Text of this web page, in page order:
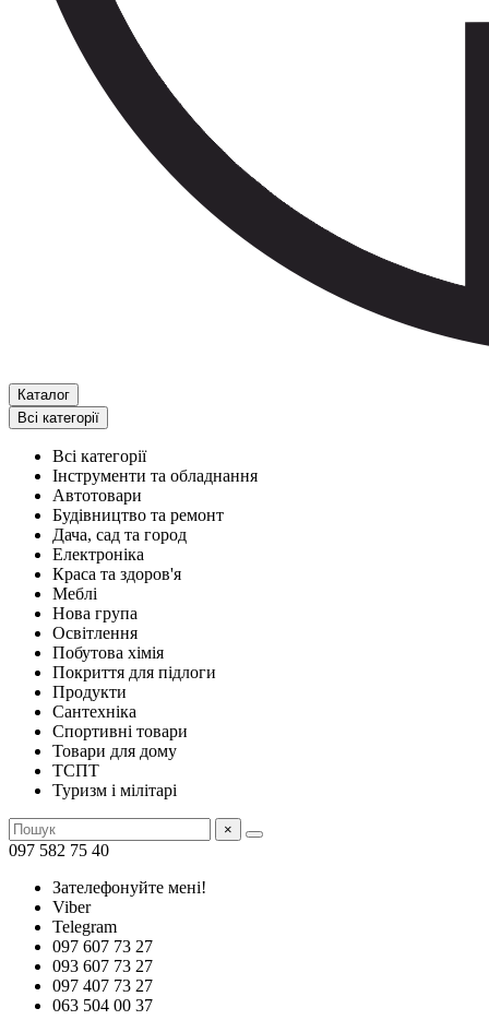
Каталог
Всі категорії
Всі категорії
Інструменти та обладнання
Автотовари
Будівництво та ремонт
Дача, сад та город
Електроніка
Краса та здоров'я
Меблі
Нова група
Освітлення
Побутова хімія
Покриття для підлоги
Продукти
Сантехніка
Спортивні товари
Товари для дому
ТСПТ
Туризм і мілітарі
×
097 582 75 40
Зателефонуйте мені!
Viber
Telegram
097 607 73 27
093 607 73 27
097 407 73 27
063 504 00 37